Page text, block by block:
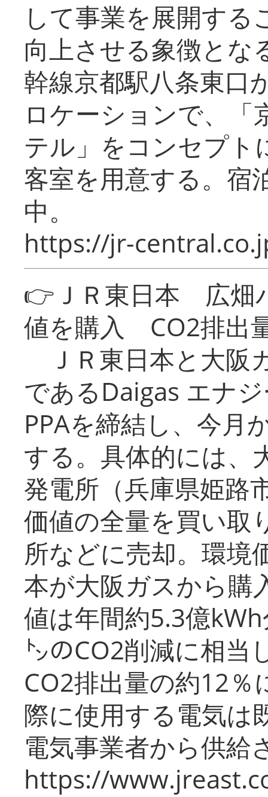
して事業を展開する
向上させる象徴とな
幹線京都駅八条東口
ロケーションで、「
テル」をコンセプト
客室を用意する。宿
中。
https://jr-
👉ＪＲ東日本 広畑
値を購入 CO2排出
ＪＲ東日本と大阪
であるDaigas エナ
PPAを締結し、今月
する。具体的には、
発電所（兵庫県姫路
価値の全量を買い取
所などに売却。環境
本が大阪ガスから購
値は年間約5.3億
㌧のCO2削減に相当
CO2排出量の約12％
際に使用する電気は
電気事業者から供給
https://